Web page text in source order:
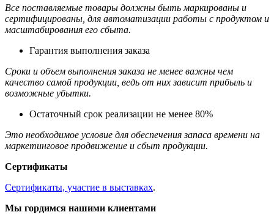
Все поставляемые товары должны быть маркированы и
сертифицированы, для автоматизации работы с продуктом и
масштабирования его сбыта.
Гарантия выполнения заказа
Сроки и объем выполнения заказа не менее важны чем
качество самой продукции, ведь от них зависит прибыль и
возможные убытки.
Остаточный срок реализации не менее 80%
Это необходимое условие для обеспечения запаса времени на
маркетинговое продвижение и сбыт продукции.
Сертификаты
Сертификаты, участие в выставках.
Мы гордимся нашими клиентами